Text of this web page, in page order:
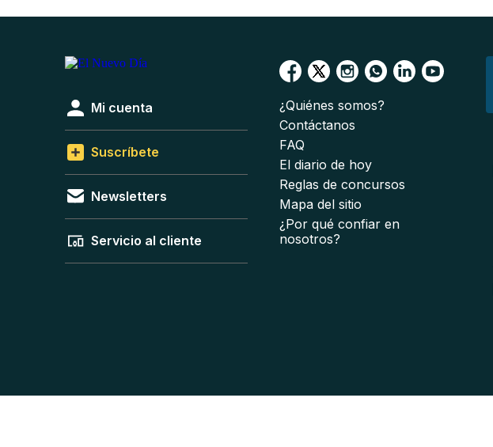
Mi cuenta
Suscríbete
Newsletters
Servicio al cliente
¿Quiénes somos?
Contáctanos
FAQ
El diario de hoy
Reglas de concursos
Mapa del sitio
¿Por qué confiar en
nosotros?